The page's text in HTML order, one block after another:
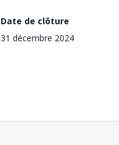
Date de clôture
31 décembre 2024